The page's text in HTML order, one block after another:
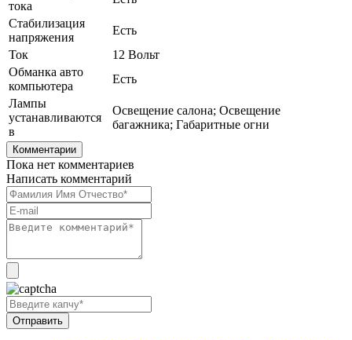
тока
Стабилизация
напряжения
Есть
Ток
12 Вольт
Обманка авто
компьютера
Есть
Лампы
устанавливаются
в
Освещение салона; Освещение
багажника; Габаритные огни
Комментарии
Пока нет комментариев
Написать комментарий